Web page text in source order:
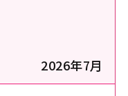
2026年7月